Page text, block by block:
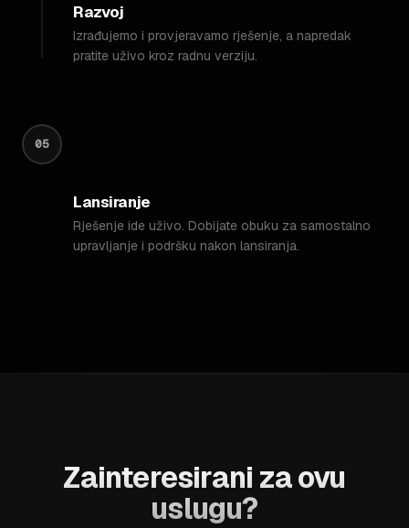
Razvoj
Izrađujemo i provjeravamo rješenje, a napredak
pratite uživo kroz radnu verziju.
05
Lansiranje
Rješenje ide uživo. Dobijate obuku za samostalno
upravljanje i podršku nakon lansiranja.
Zainteresirani za ovu
uslugu?